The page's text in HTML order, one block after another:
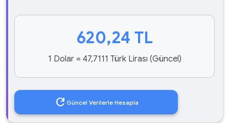
620,24 TL
1 Dolar = 47,7111 Türk Lirası (Güncel)
refresh Güncel Verilerle Hesapla